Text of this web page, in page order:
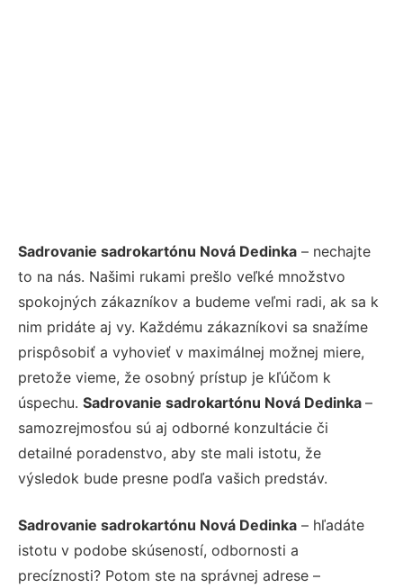
Sadrovanie sadrokartónu Nová Dedinka – nechajte
to na nás. Našimi rukami prešlo veľké množstvo
spokojných zákazníkov a budeme veľmi radi, ak sa k
nim pridáte aj vy. Každému zákazníkovi sa snažíme
prispôsobiť a vyhovieť v maximálnej možnej miere,
pretože vieme, že osobný prístup je kľúčom k
úspechu. Sadrovanie sadrokartónu Nová Dedinka –
samozrejmosťou sú aj odborné konzultácie či
detailné poradenstvo, aby ste mali istotu, že
výsledok bude presne podľa vašich predstáv.
Sadrovanie sadrokartónu Nová Dedinka – hľadáte
istotu v podobe skúseností, odbornosti a
precíznosti? Potom ste na správnej adrese –